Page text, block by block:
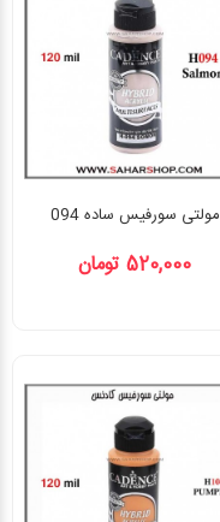
مولتی سورفیس ساده 094
520,000 تومان